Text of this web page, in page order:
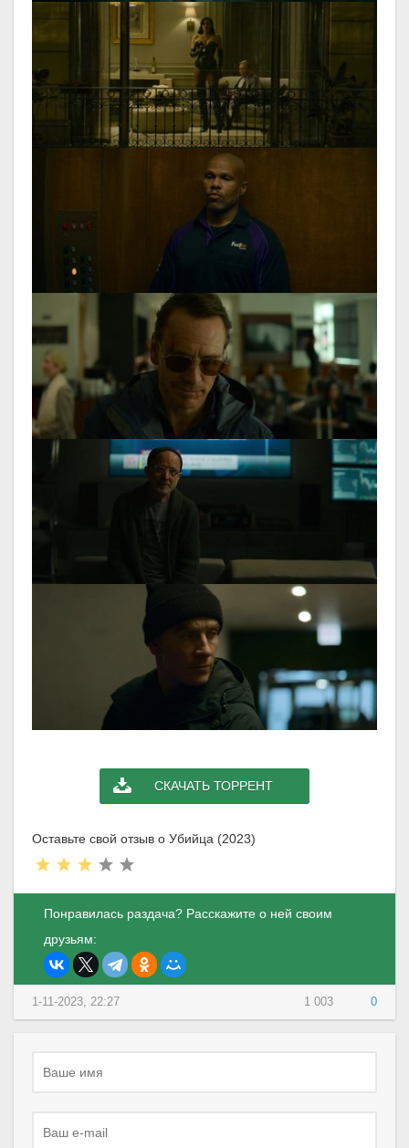
СКАЧАТЬ ТОРРЕНТ
Оставьте свой отзыв о Убийца (2023)
Понравилась раздача? Расскажите о ней своим
друзьям:
1 003 0
1-11-2023, 22:27